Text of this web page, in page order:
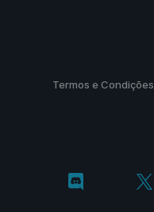
Termos e Condições